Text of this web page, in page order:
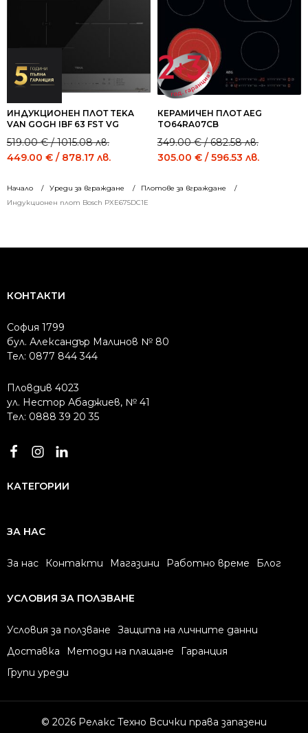
Начало Уреди за вграждане
Плотове за вграждане
Индукционен плот Bosch PXE675DC1E
ИНДУКЦИОНЕН ПЛОТ TEKA
VAN GOGH IBF 63 FST VG
519.00€/ 1015.08 лв.
Original
price
519.00 €
/
449.00 € / 878.17 лв.
Current
price
449.00 €
/
КЕРАМИЧЕН ПЛОТ AEG
TO64RA07CB
349.00€/ 682.58 лв.
Original
price
349.00 €
305.00 € / 596.53 лв.
Current
price
305.00 €
КОНТАКТИ
София 1799
бул. Александър Малинов № 80
Тел: 0877 844 344
Пловдив 4023
ул. Нестор Абаджиев, № 41
Тел: 0888 39 20 35
КАТЕГОРИИ
ЗА НАС
За нас Контакти Магазини Работно време Блог
УСЛОВИЯ ЗА ПОЛЗВАНЕ
Условия за ползване
Защита на личните данни
Доставка
Методи на плащане
Гаранция
Групи уреди
© 2026 Релакс Техно Всички права запазени